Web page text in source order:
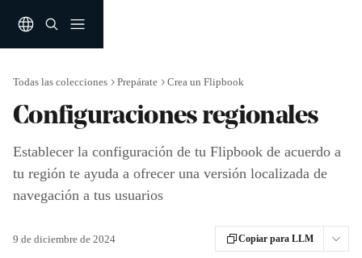
Todas las colecciones Prepárate Crea un Flipbook
Configuraciones regionales
Establecer la configuración de tu Flipbook de acuerdo a
tu región te ayuda a ofrecer una versión localizada de
navegación a tus usuarios
9 de diciembre de 2024 Copiar para LLM